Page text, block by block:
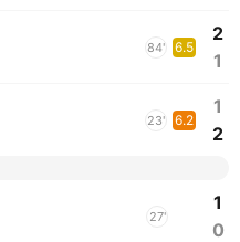
84' 6.5
2
1
23' 6.2
1
2
27'
1
0